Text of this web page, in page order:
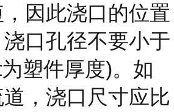
因此浇口的位置
口孔径不要小于
塑件厚度)。如
，浇口尺寸应比